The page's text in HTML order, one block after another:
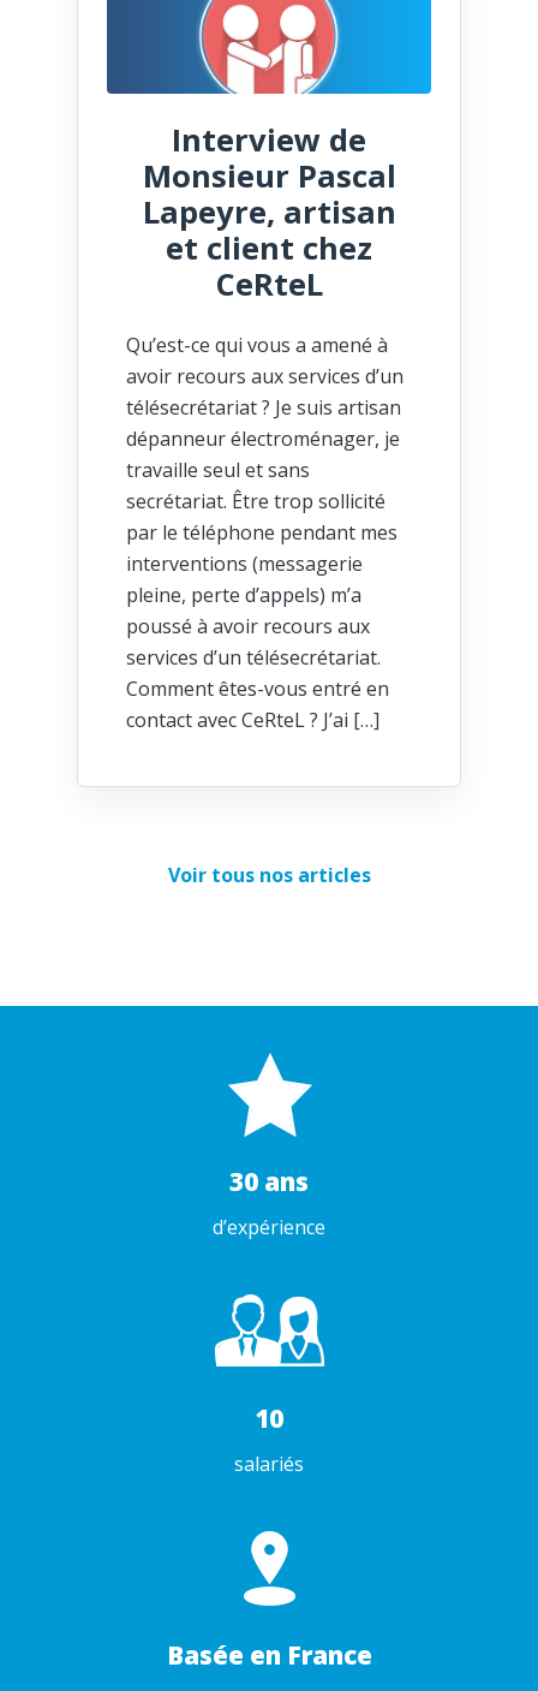
Interview de
Monsieur Pascal
Lapeyre, artisan
et client chez
CeRteL
Qu’est-ce qui vous a amené à
avoir recours aux services d’un
télésecrétariat ? Je suis artisan
dépanneur électroménager, je
travaille seul et sans
secrétariat. Être trop sollicité
par le téléphone pendant mes
interventions (messagerie
pleine, perte d’appels) m’a
poussé à avoir recours aux
services d’un télésecrétariat.
Comment êtes-vous entré en
contact avec CeRteL ? J’ai […]
Voir tous nos articles
30 ans
d’expérience
10
salariés
Basée en France